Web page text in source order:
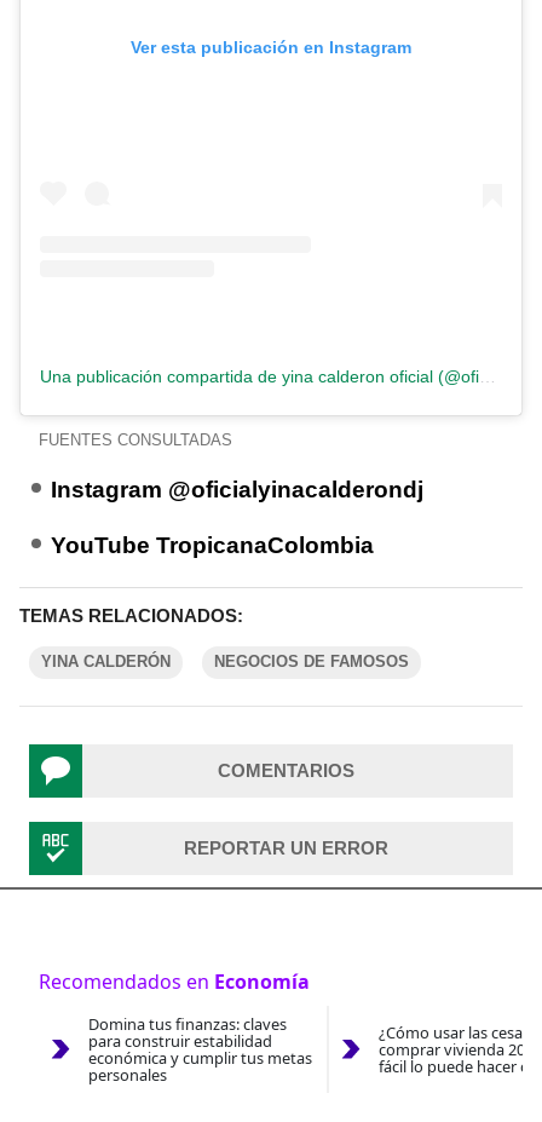
Ver esta publicación en Instagram
FUENTES CONSULTADAS
Instagram @oficialyinacalderondj
YouTube TropicanaColombia
TEMAS RELACIONADOS:
YINA CALDERÓN NEGOCIOS DE FAMOSOS
COMENTARIOS
REPORTAR UN ERROR
Recomendados en Economía
Domina tus finanzas: claves
para construir estabilidad
económica y cumplir tus metas
personales
¿Cómo usar las
comprar vivienda
fácil lo puede hacer